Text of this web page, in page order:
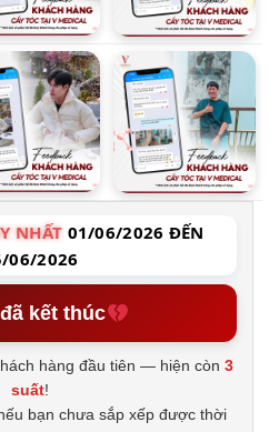
NHẤT 01/06/2026 ĐẾN
06/2026
kết thúc
hàng đầu tiên — hiện còn3
suất!
bạn chưa sắp xếp được thời